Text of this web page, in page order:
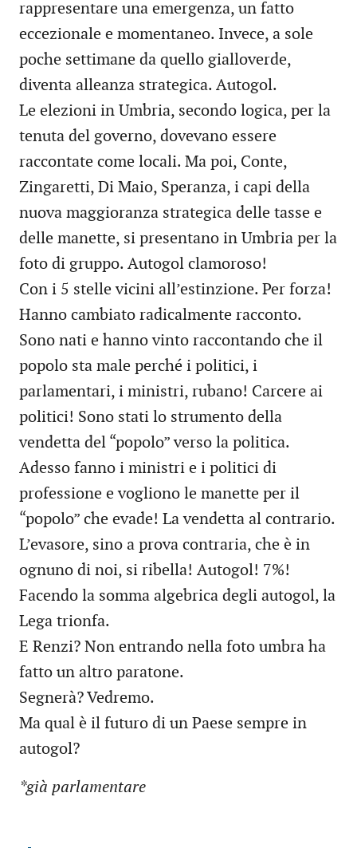
rappresentare una emergenza, un fatto
eccezionale e momentaneo. Invece, a sole
poche settimane da quello gialloverde,
diventa alleanza strategica. Autogol.
Le elezioni in Umbria, secondo logica, per la
tenuta del governo, dovevano essere
raccontate come locali. Ma poi, Conte,
Zingaretti, Di Maio, Speranza, i capi della
nuova maggioranza strategica delle tasse e
delle manette, si presentano in Umbria per la
foto di gruppo. Autogol clamoroso!
Con i 5 stelle vicini all’estinzione. Per forza!
Hanno cambiato radicalmente racconto.
Sono nati e hanno vinto raccontando che il
popolo sta male perché i politici, i
parlamentari, i ministri, rubano! Carcere ai
politici! Sono stati lo strumento della
vendetta del “popolo” verso la politica.
Adesso fanno i ministri e i politici di
professione e vogliono le manette per il
“popolo” che evade! La vendetta al contrario.
L’evasore, sino a prova contraria, che è in
ognuno di noi, si ribella! Autogol! 7%!
Facendo la somma algebrica degli autogol, la
Lega trionfa.
E Renzi? Non entrando nella foto umbra ha
fatto un altro paratone.
Segnerà? Vedremo.
Ma qual è il futuro di un Paese sempre in
autogol?
*già parlamentare